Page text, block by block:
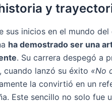
y
sus inicios en el mundo
ha demostrado ser una
. Su carrera despegó a
cuando lanzó su éxito «No
la convirtió en un
Este sencillo no solo fue